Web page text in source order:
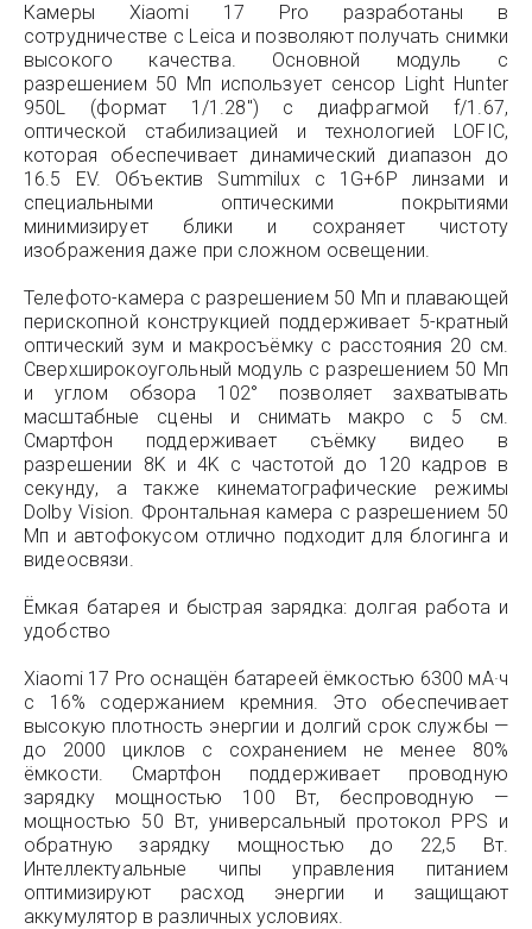
Камеры Xiaomi 17 Pro разработаны в
сотрудничестве с Leica и позволяют получать снимки
высокого качества. Основной модуль с
разрешением 50 Мп использует сенсор Light Hunter
950L (формат 1/1.28″) с диафрагмой f/1.67,
оптической стабилизацией и технологией LOFIC,
которая обеспечивает динамический диапазон до
16.5 EV. Объектив Summilux с 1G+6P линзами и
специальными оптическими покрытиями
минимизирует блики и сохраняет чистоту
изображения даже при сложном освещении.
Телефото-камера с разрешением 50 Мп и плавающей
перископной конструкцией поддерживает 5-кратный
оптический зум и макросъёмку с расстояния 20 см.
Сверхширокоугольный модуль с разрешением 50 Мп
и углом обзора 102° позволяет захватывать
масштабные сцены и снимать макро с 5 см.
Смартфон поддерживает съёмку видео в
разрешении 8K и 4K с частотой до 120 кадров в
секунду, а также кинематографические режимы
Dolby Vision. Фронтальная камера с разрешением 50
Мп и автофокусом отлично подходит для блогинга и
видеосвязи.
Ёмкая батарея и быстрая зарядка: долгая работа и
удобство
Xiaomi 17 Pro оснащён батареей ёмкостью 6300 мА·ч
с 16% содержанием кремния. Это обеспечивает
высокую плотность энергии и долгий срок службы —
до 2000 циклов с сохранением не менее 80%
ёмкости. Смартфон поддерживает проводную
зарядку мощностью 100 Вт, беспроводную —
мощностью 50 Вт, универсальный протокол PPS и
обратную зарядку мощностью до 22,5 Вт.
Интеллектуальные чипы управления питанием
оптимизируют расход энергии и защищают
аккумулятор в различных условиях.